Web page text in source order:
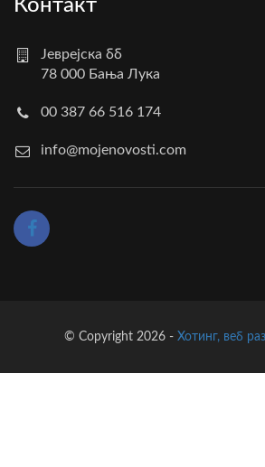
Контакт
Јеврејска бб
78 000 Бања Лука
00 387 66 516 174
info@mojenovosti.com
© Copyright 2026 - Хотинг, веб